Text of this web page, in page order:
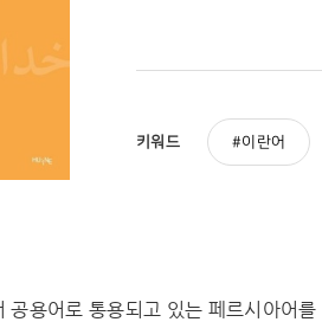
키워드 이란어
공용어로 통용되고 있는 페르시아어